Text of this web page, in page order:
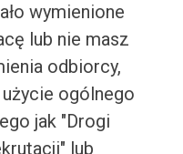
wymienione
lub nie masz
odbiorcy,
ogólnego
jak "Drogi
lub